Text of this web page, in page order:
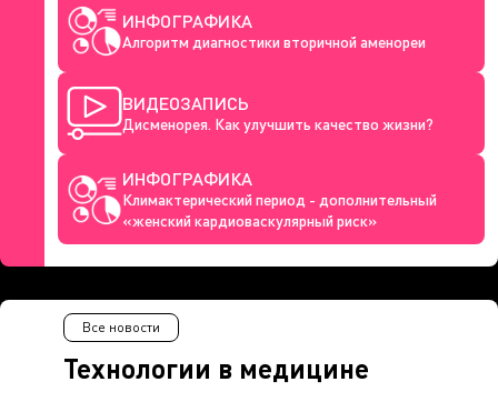
ИНФОГРАФИКА
Алгоритм диагностики вторичной аменореи
ВИДЕОЗАПИСЬ
Дисменорея. Как улучшить качество жизни?
ИНФОГРАФИКА
Климактерический период - дополнительный
«женский кардиоваскулярный риск»
Технологии в медицине
Все новости